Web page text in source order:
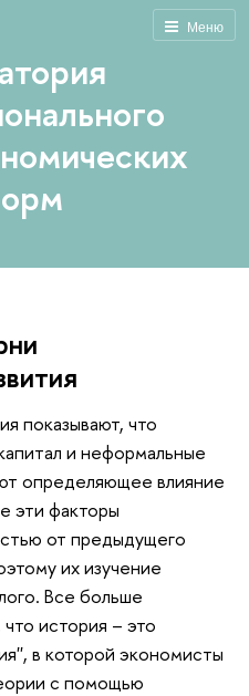
Меню
показывают, что
и неформальные
определяющее влияние
эти факторы
от предыдущего
их изучение
Все больше
история – это
в которой экономисты
с помощью